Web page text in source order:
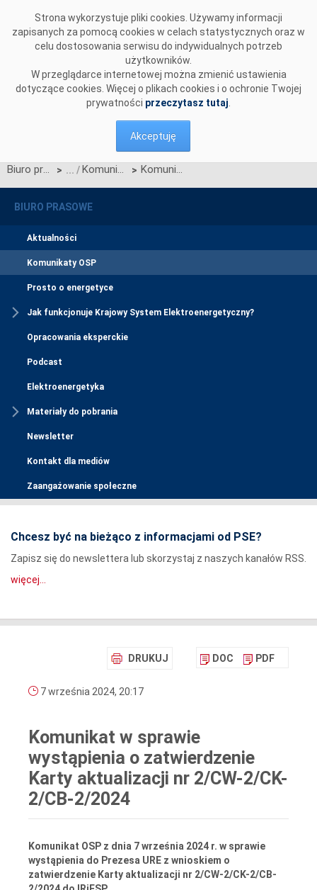
Strona wykorzystuje pliki cookies. Używamy informacji
zapisanych za pomocą cookies w celach statystycznych oraz w
celu dostosowania serwisu do indywidualnych potrzeb
użytkowników.
W przeglądarce internetowej można zmienić ustawienia
dotyczące cookies. Więcej o plikach cookies i o ochronie Twojej
prywatności przeczytasz tutaj
Akceptuję
Biuro prasowe > Komunikaty OSP > Komunikat w sprawie wystąpienia o zatwierdzenie Karty aktualizacji nr 2/CW-2/CK-2/CB-2/2024
BIURO PRASOWE
Aktualności
Komunikaty OSP
Prosto o energetyce
Jak funkcjonuje Krajowy System Elektroenergetyczny?
Opracowania eksperckie
Podcast
Elektroenergetyka
Materiały do pobrania
Newsletter
Kontakt dla mediów
Zaangażowanie społeczne
Chcesz być na bieżąco z informacjami od PSE?
Zapisz się do newslettera lub skorzystaj z naszych kanałów RSS.
więcej...
DRUKUJ DOC PDF
7 września 2024, 20:17
Komunikat w sprawie
wystąpienia o zatwierdzenie
Karty aktualizacji nr 2/CW-2/CK-
2/CB-2/2024
Komunikat OSP z dnia 7 września 2024 r. w sprawie
wystąpienia do Prezesa URE z wnioskiem o
zatwierdzenie Karty aktualizacji nr 2/CW-2/CK-2/CB-